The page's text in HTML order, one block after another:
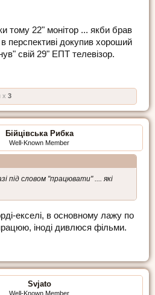
тому 22" монітор ... якби брав
перспективі докупив хороший
свій 29" ЕПТ телевізор.
x 3
Бійцівська Рибка
Well-Known Member
під словом "працювати" .... які
екселі, в основному лажу по
іноді дивлюся фільми.
Svjato
Well-Known Member